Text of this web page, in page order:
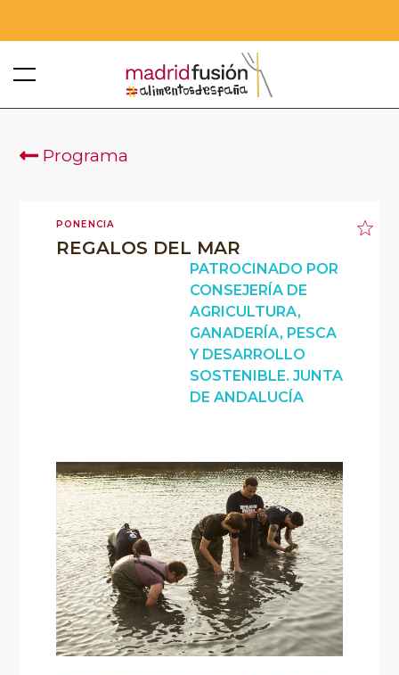
Programa
PONENCIA
REGALOS DEL MAR
PATROCINADO POR
CONSEJERÍA DE
AGRICULTURA,
GANADERÍA, PESCA
Y DESARROLLO
SOSTENIBLE. JUNTA
DE ANDALUCÍA